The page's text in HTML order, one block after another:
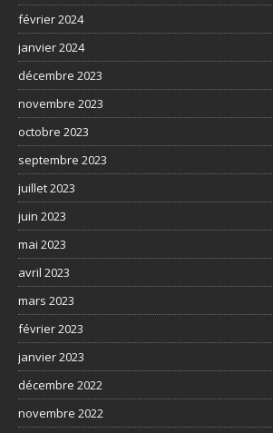
février 2024
janvier 2024
décembre 2023
novembre 2023
octobre 2023
septembre 2023
juillet 2023
juin 2023
mai 2023
avril 2023
mars 2023
février 2023
janvier 2023
décembre 2022
novembre 2022